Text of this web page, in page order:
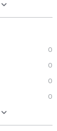
0
0
0
0